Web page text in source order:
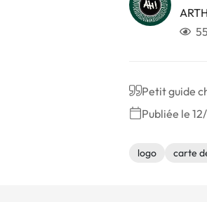
Petit guide
Publiée le
logo carte